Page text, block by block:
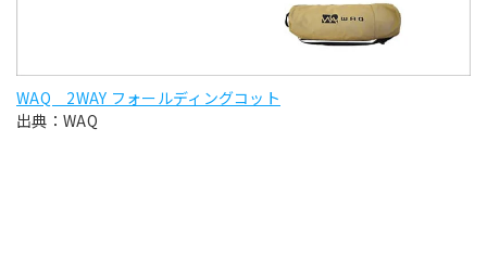
WAQ 2WAY フォールディングコット
出典：WAQ